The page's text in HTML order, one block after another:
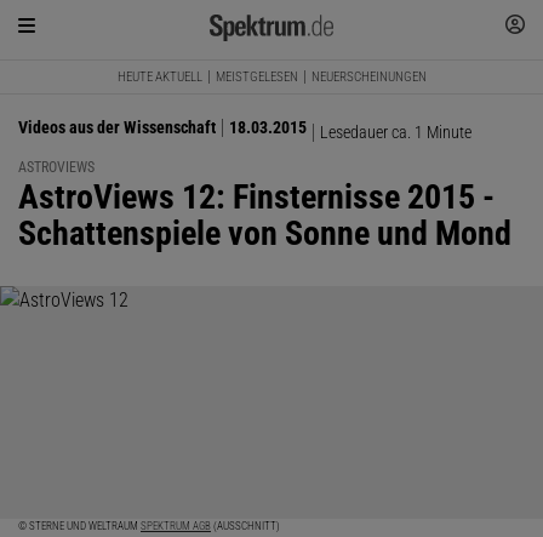
HEUTE AKTUELL MEISTGELESEN NEUERSCHEINUNGEN
Videos aus der Wissenschaft 18.03.2015 Lesedauer ca. 1 Minute
ASTROVIEWS
:
AstroViews 12: Finsternisse 2015 -
Schattenspiele von Sonne und Mond
© STERNE UND WELTRAUM SPEKTRUM AGB (AUSSCHNITT)